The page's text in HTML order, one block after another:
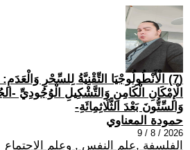
(7) الْأَنْطُولُوجْيَا التِّقْنِيَّةُ لِلسِّحْرِ
الْإِمْكَانِ الْكَامِنِ وَالتَّشْكِيلِ الْوُجُودِيِّ -
وَالسِّتُّونَ بَعْدَ الثَّلَاثِمِائَةِ-
حمودة المعناوي
2026 / 8 / 9
الفلسفة ,علم النفس , وعلم الاجتماع